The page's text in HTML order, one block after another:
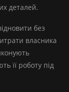
деталей.
без
власника
її роботу під